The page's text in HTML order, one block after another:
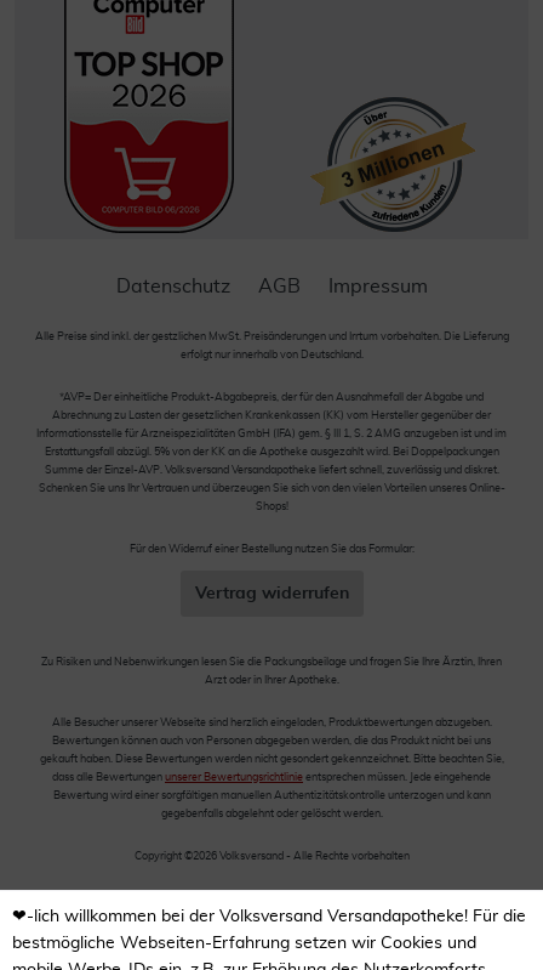
Datenschutz AGB Impressum
Alle Preise sind inkl. der gestzlichen MwSt. Preisänderungen und Irrtum vorbehalten. Die Lieferung
erfolgt nur innerhalb von Deutschland.
*AVP= Der einheitliche Produkt-Abgabepreis, der für den Ausnahmefall der Abgabe und
Abrechnung zu Lasten der gesetzlichen Krankenkassen (KK) vom Hersteller gegenüber der
Informationsstelle für Arzneispezialitäten GmbH (IFA) gem. § III 1, S. 2 AMG anzugeben ist und im
Erstattungsfall abzügl. 5% von der KK an die Apotheke ausgezahlt wird. Bei Doppelpackungen
Summe der Einzel-AVP. Volksversand Versandapotheke liefert schnell, zuverlässig und diskret.
Schenken Sie uns Ihr Vertrauen und überzeugen Sie sich von den vielen Vorteilen unseres Online-
Shops!
Für den Widerruf einer Bestellung nutzen Sie das Formular:
Vertrag widerrufen
Zu Risiken und Nebenwirkungen lesen Sie die Packungsbeilage und fragen Sie Ihre Ärztin, Ihren
Arzt oder in Ihrer Apotheke.
Alle Besucher unserer Webseite sind herzlich eingeladen, Produktbewertungen abzugeben.
Bewertungen können auch von Personen abgegeben werden, die das Produkt nicht bei uns
gekauft haben. Diese Bewertungen werden nicht gesondert gekennzeichnet. Bitte beachten Sie,
dass alle Bewertungen unserer Bewertungsrichtlinie entsprechen müssen. Jede eingehende
Bewertung wird einer sorgfältigen manuellen Authentizitätskontrolle unterzogen und kann
gegebenfalls abgelehnt oder gelöscht werden.
Copyright ©2026 Volksversand - Alle Rechte vorbehalten
❤-lich willkommen bei der Volksversand Versandapotheke! Für die
bestmögliche Webseiten-Erfahrung setzen wir Cookies und